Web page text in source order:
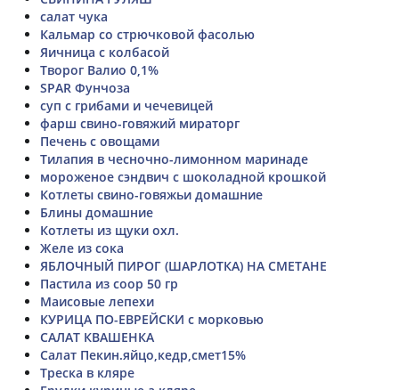
салат чука
Кальмар со стрючковой фасолью
Яичница с колбасой
Творог Валио 0,1%
SPAR Фунчоза
суп с грибами и чечевицей
фарш свино-говяжий мираторг
Печень с овощами
Тилапия в чесночно-лимонном маринаде
мороженое сэндвич с шоколадной крошкой
Котлеты свино-говяжьи домашние
Блины домашние
Котлеты из щуки охл.
Желе из сока
ЯБЛОЧНЫЙ ПИРОГ (ШАРЛОТКА) НА СМЕТАНЕ
Пастила из соор 50 гр
Маисовые лепехи
КУРИЦА ПО-ЕВРЕЙСКИ с морковью
САЛАТ КВАШЕНКА
Салат Пекин.яйцо,кедр,смет15%
Треска в кляре